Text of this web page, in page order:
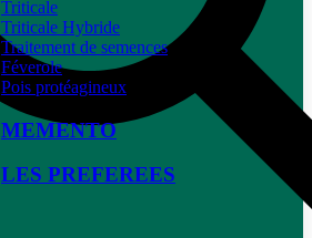
Triticale
Triticale Hybride
Traitement de semences
Féverole
Pois protéagineux
MEMENTO
LES PREFEREES